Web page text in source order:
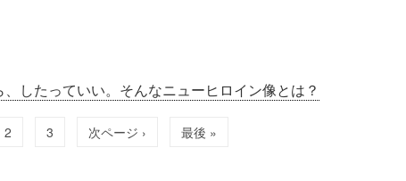
したっていい。そんなニューヒロイン像とは？
2 3 次ページ › 最後 »